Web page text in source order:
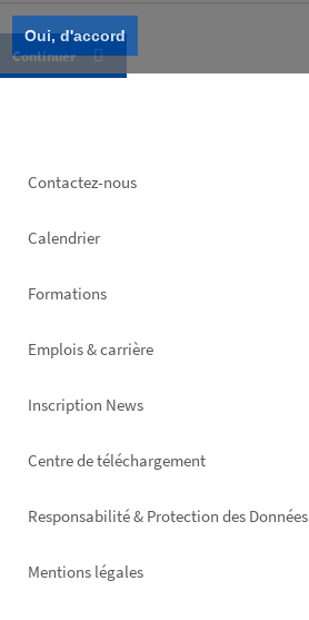
Oui, d'accord
Footer
Contactez-nous
Calendrier
Formations
Emplois & carrière
Inscription News
Footer
Centre de téléchargement
Responsabilité & Protection des Données
Mentions légales